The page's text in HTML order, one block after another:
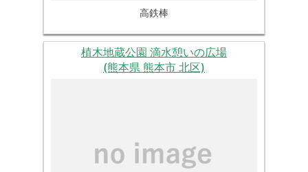
高鉄棒
植木地蔵公園 滴水憩いの広場
(熊本県 熊本市 北区)